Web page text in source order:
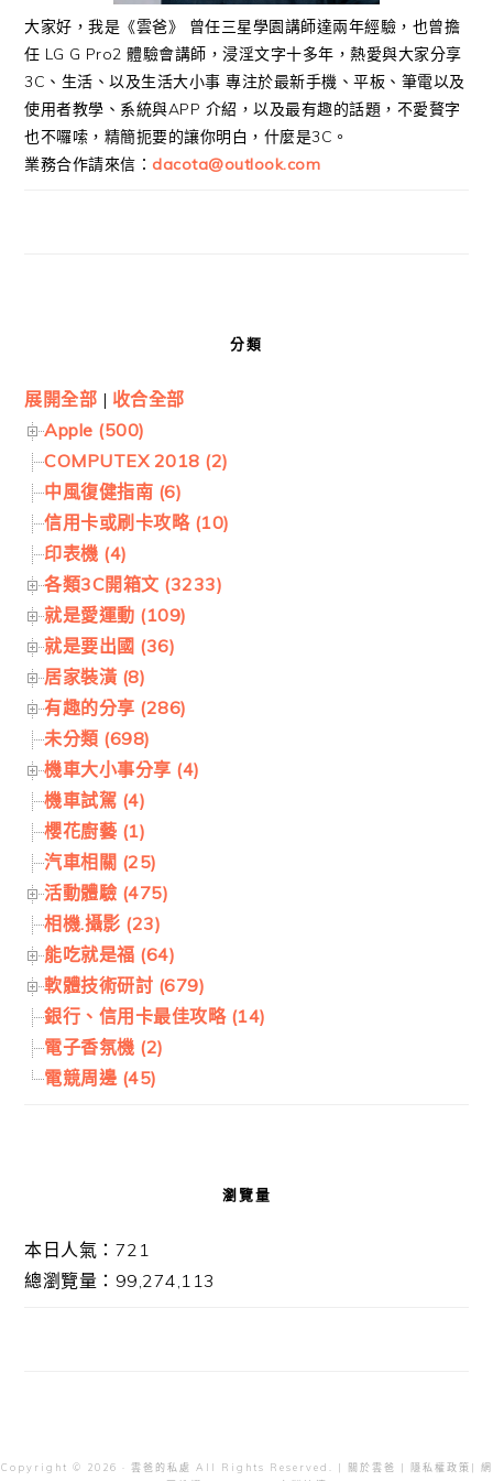
大家好，我是《雲爸》 曾任三星學園講師達兩年經驗，也曾擔
任 LG G Pro2 體驗會講師，浸淫文字十多年，熱愛與大家分享
3C、生活、以及生活大小事 專注於最新手機、平板、筆電以及
使用者教學、系統與APP 介紹，以及最有趣的話題，不愛贅字
也不囉嗦，精簡扼要的讓你明白，什麼是3C。
業務合作請來信： dacota@outlook.com
分類
展開全部 | 收合全部
Apple (500)
COMPUTEX 2018 (2)
中風復健指南 (6)
信用卡或刷卡攻略 (10)
印表機 (4)
各類3C開箱文 (3233)
就是愛運動 (109)
就是要出國 (36)
居家裝潢 (8)
有趣的分享 (286)
未分類 (698)
機車大小事分享 (4)
機車試駕 (4)
櫻花廚藝 (1)
汽車相關 (25)
活動體驗 (475)
相機.攝影 (23)
能吃就是福 (64)
軟體技術研討 (679)
銀行、信用卡最佳攻略 (14)
電子香氛機 (2)
電競周邊 (45)
瀏覽量
本日人氣：721
總瀏覽量：99,274,113
Copyright © 2026 · 雲爸的私處 All Rights Reserved. | 關於雲爸 | 隱私權政策 | 網